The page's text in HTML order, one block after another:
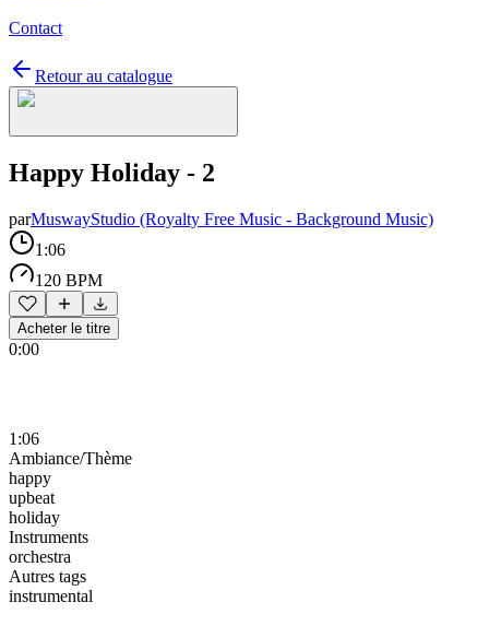
Contact
Retour au catalogue
Happy Holiday - 2
parMuswayStudio (Royalty Free Music - Background Music)
1:06
120 BPM
Acheter le titre
0:00
1:06
Ambiance/Thème
happy
upbeat
holiday
Instruments
orchestra
Autres tags
instrumental